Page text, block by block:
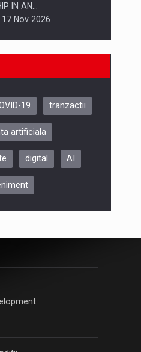
IN AN…
Nov 2026
it Happen!, CLUJ, 9
ORADEA, 8
2026
19 tranzactii
artificiala
digital AI